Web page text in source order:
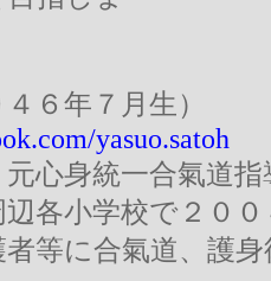
４６年７月生）
yasuo.satoh
心身統一合氣道指
各小学校で２００
等に合氣道、護身